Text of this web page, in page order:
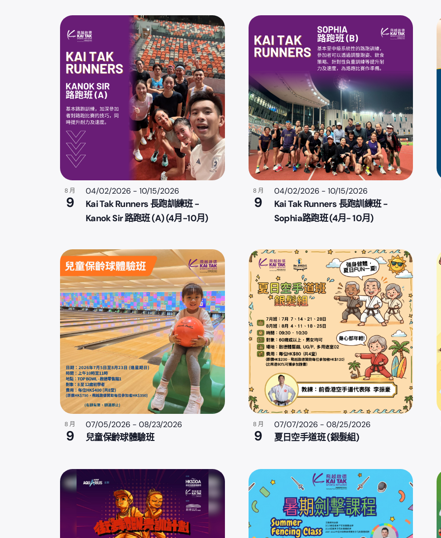
e
l
e
c
t
d
a
t
e
.
8 月
9
04/02/2026 - 10/15/2026
Kai Tak Runners 長跑訓練班 -
Kanok Sir 路跑班 (A) (4月-10月)
8 月
9
04/02/2026 - 10/15/2026
Kai Tak Runners 長跑訓練班 -
Sophia路跑班 (4月- 10月)
8 月
9
07/05/2026 - 08/23/2026
兒童保齡球體驗班
8 月
9
07/07/2026 - 08/25/2026
夏日空手道班 (銀髮組)